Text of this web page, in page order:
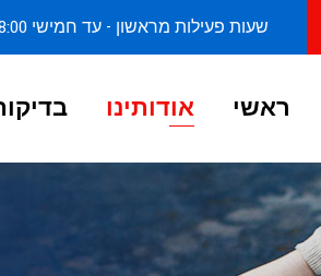
שעות פעילות מראשון - עד חמישי 8:00-18:00 שישי 8:00-14:00
ראשי אודותינו